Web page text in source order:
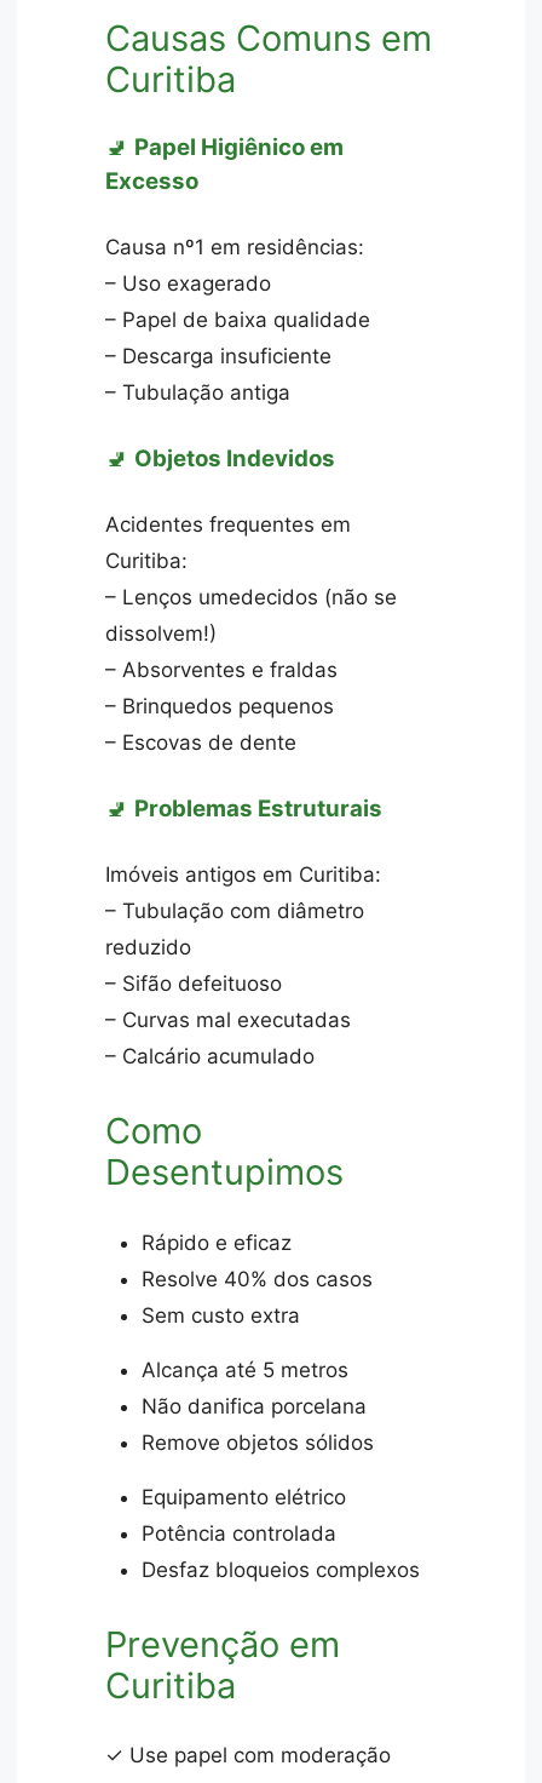
Causas Comuns em
Curitiba
🚽 Papel Higiênico em
Excesso
Causa nº1 em residências:
– Uso exagerado
– Papel de baixa qualidade
– Descarga insuficiente
– Tubulação antiga
🚽 Objetos Indevidos
Acidentes frequentes em
Curitiba:
– Lenços umedecidos (não se
dissolvem!)
– Absorventes e fraldas
– Brinquedos pequenos
– Escovas de dente
🚽 Problemas Estruturais
Imóveis antigos em Curitiba:
– Tubulação com diâmetro
reduzido
– Sifão defeituoso
– Curvas mal executadas
– Calcário acumulado
Como
Desentupimos
Rápido e eficaz
Resolve 40% dos casos
Sem custo extra
Alcança até 5 metros
Não danifica porcelana
Remove objetos sólidos
Equipamento elétrico
Potência controlada
Desfaz bloqueios complexos
Prevenção em
Curitiba
✓ Use papel com moderação